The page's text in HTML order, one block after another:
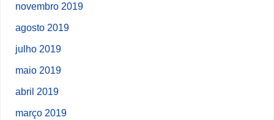
novembro 2019
agosto 2019
julho 2019
maio 2019
abril 2019
março 2019